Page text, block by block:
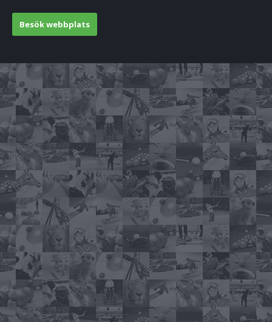
Besök webbplats